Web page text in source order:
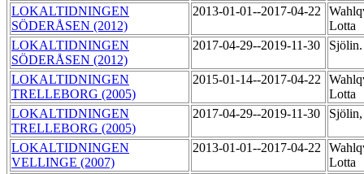
LOKALTIDNINGEN
SÖDERÅSEN (2012)
2013-01-01--2017-04-22
Lotta
LOKALTIDNINGEN
SÖDERÅSEN (2012)
2017-04-29--2019-11-30
LOKALTIDNINGEN
TRELLEBORG (2005)
2015-01-14--2017-04-22
Lotta
LOKALTIDNINGEN
TRELLEBORG (2005)
2017-04-29--2019-11-30
LOKALTIDNINGEN
VELLINGE (2007)
2013-01-01--2017-04-22
Lotta